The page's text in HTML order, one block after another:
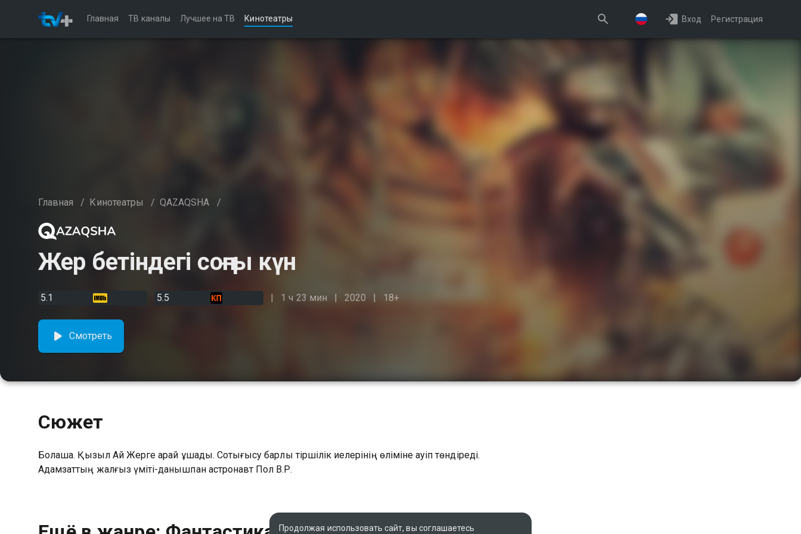
Главная ТВ каналы Лучшее на ТВ Кинотеатры Вход Регистрация
Главная / Кинотеатры / QAZAQSHA /
Жер бетіндегі соңғы күн
5.1 5.5 1 ч 23 мин 2020 18+
Смотреть
Сюжет
Болашақ. Қызыл Ай Жерге қарай ұшады. Соқтығысу барлық тіршілік иелерінің өліміне қауіп төндіреді.
Адамзаттың жалғыз үміті-данышпан астронавт Пол В.Р.
Продолжая использовать сайт, вы соглашаетесь